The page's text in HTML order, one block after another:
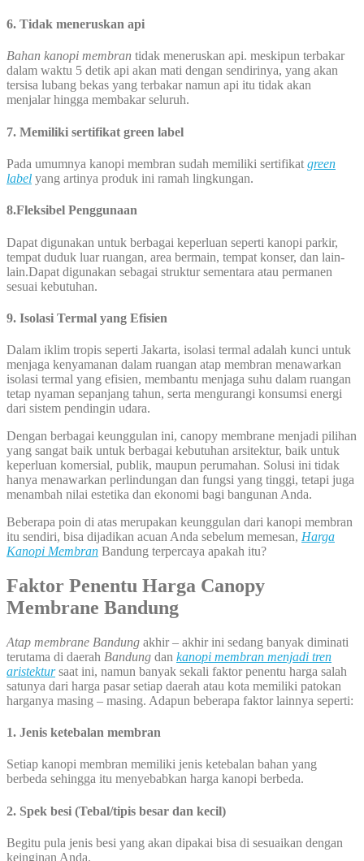
6. Tidak meneruskan api
Bahan kanopi membran tidak meneruskan api. meskipun terbakar
dalam waktu 5 detik api akan mati dengan sendirinya, yang akan
tersisa lubang bekas yang terbakar namun api itu tidak akan
menjalar hingga membakar seluruh.
7. Memiliki sertifikat green label
Pada umumnya kanopi membran sudah memiliki sertifikat green
label yang artinya produk ini ramah lingkungan.
8.Fleksibel Penggunaan
Dapat digunakan untuk berbagai keperluan seperti kanopi parkir,
tempat duduk luar ruangan, area bermain, tempat konser, dan lain-
lain.Dapat digunakan sebagai struktur sementara atau permanen
sesuai kebutuhan.
9. Isolasi Termal yang Efisien
Dalam iklim tropis seperti Jakarta, isolasi termal adalah kunci untuk
menjaga kenyamanan dalam ruangan atap membran menawarkan
isolasi termal yang efisien, membantu menjaga suhu dalam ruangan
tetap nyaman sepanjang tahun, serta mengurangi konsumsi energi
dari sistem pendingin udara.
Dengan berbagai keunggulan ini, canopy membrane menjadi pilihan
yang sangat baik untuk berbagai kebutuhan arsitektur, baik untuk
keperluan komersial, publik, maupun perumahan. Solusi ini tidak
hanya menawarkan perlindungan dan fungsi yang tinggi, tetapi juga
menambah nilai estetika dan ekonomi bagi bangunan Anda.
Beberapa poin di atas merupakan keunggulan dari kanopi membran
itu sendiri, bisa dijadikan acuan Anda sebelum memesan, Harga
Kanopi Membran Bandung terpercaya apakah itu?
Faktor Penentu Harga Canopy
Membrane Bandung
Atap membrane Bandung akhir – akhir ini sedang banyak diminati
terutama di daerah Bandung dan kanopi membran menjadi tren
aristektursaat ini, namun banyak sekali faktor penentu harga salah
satunya dari harga pasar setiap daerah atau kota memiliki patokan
harganya masing – masing. Adapun beberapa faktor lainnya seperti:
1. Jenis ketebalan membran
Setiap kanopi membran memiliki jenis ketebalan bahan yang
berbeda sehingga itu menyebabkan harga kanopi berbeda.
2. Spek besi (Tebal/tipis besar dan kecil)
Begitu pula jenis besi yang akan dipakai bisa di sesuaikan dengan
keinginan Anda.